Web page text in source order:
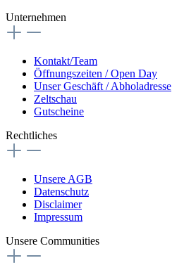
Unternehmen
Kontakt/Team
Öffnungszeiten / Open Day
Unser Geschäft / Abholadresse
Zeltschau
Gutscheine
Rechtliches
Unsere AGB
Datenschutz
Disclaimer
Impressum
Unsere Communities